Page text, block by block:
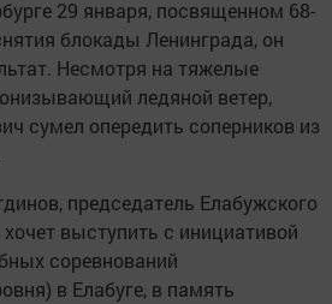
29 января, посвященном 68-
блокады Ленинграда, он
Несмотря на тяжелые
ледяной ветер,
сумел опередить соперников из
председатель Елабужского
выступить с инициативой
соревнований
в Елабуге, в память